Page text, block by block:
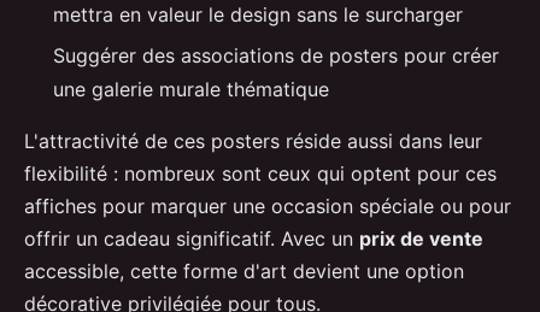
mettra en valeur le design sans le surcharger
Suggérer des associations de posters pour créer
une galerie murale thématique
L'attractivité de ces posters réside aussi dans leur
flexibilité : nombreux sont ceux qui optent pour ces
affiches pour marquer une occasion spéciale ou pour
offrir un cadeau significatif. Avec un prix de vente
accessible, cette forme d'art devient une option
décorative privilégiée pour tous.